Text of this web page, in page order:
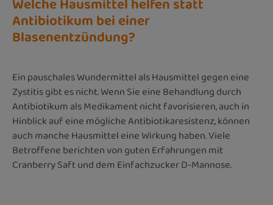
Welche Hausmittel helfen statt
Antibiotikum bei einer
Blasenentzündung?
Ein pauschales Wundermittel als Hausmittel gegen eine
Zystitis gibt es nicht. Wenn Sie eine Behandlung durch
Antibiotikum als Medikament nicht favorisieren, auch in
Hinblick auf eine mögliche Antibiotikaresistenz, können
auch manche Hausmittel eine Wirkung haben. Viele
Betroffene berichten von guten Erfahrungen mit
Cranberry Saft und dem Einfachzucker D-Mannose.